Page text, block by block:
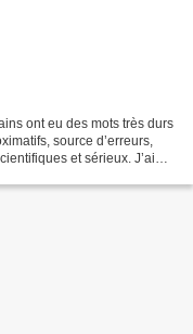
ont eu des mots très durs
source d’erreurs,
et sérieux. J’ai